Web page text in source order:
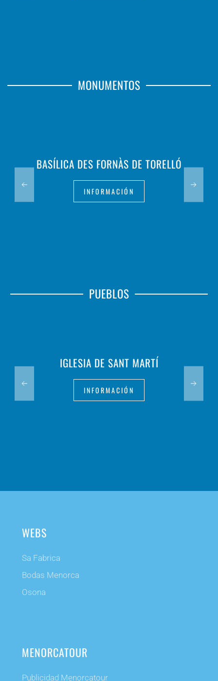
MONUMENTOS
BASÍLICA DES FORNÀS DE TORELLÓ
INFORMACIÓN
PUEBLOS
IGLESIA DE SANT MARTÍ
INFORMACIÓN
WEBS
Sa Fabrica
Bodas Menorca
Osona
MENORCATOUR
Publicidad Menorcatour